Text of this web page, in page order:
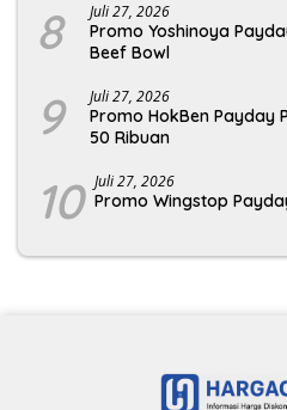
8 Juli 27, 2026
Promo Yoshinoya
Beef Bowl
9 Juli 27, 2026
Promo HokBen Payday
50 Ribuan
10 Juli 27, 2026
Promo Wingstop